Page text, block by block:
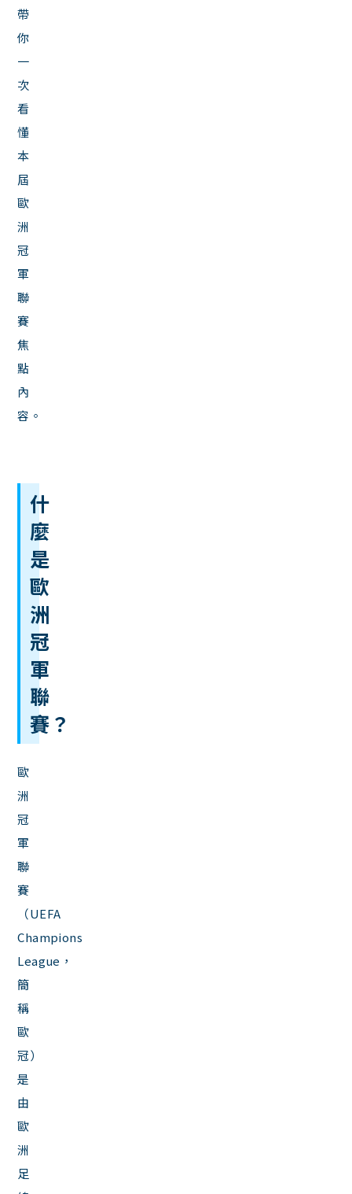
帶
你
一
次
看
懂
本
屆
歐
洲
冠
軍
聯
賽
焦
點
內
容。
什
麼
是
歐
洲
冠
軍
聯
賽？
歐
洲
冠
軍
聯
賽
（UEFA
Champions
League，
簡
稱
歐
冠）
是
由
歐
洲
足